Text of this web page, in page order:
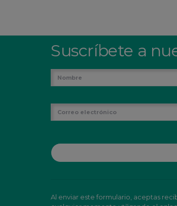
Suscríbete a
Al enviar este formulario, aceptas